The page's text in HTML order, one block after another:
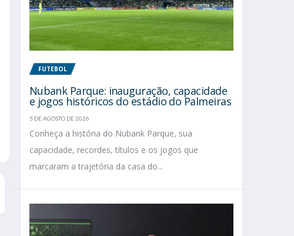
FUTEBOL
Nubank Parque: inauguração, capacidade
e jogos históricos do estádio do Palmeiras
5 DE AGOSTO DE 2026
Conheça a história do Nubank Parque, sua
capacidade, recordes, títulos e os jogos que
marcaram a trajetória da casa do...